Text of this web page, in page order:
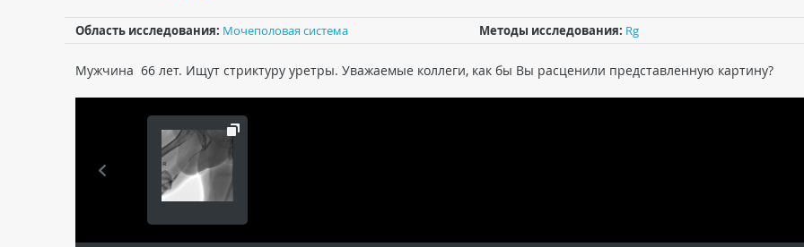
Область исследования: Мочеполовая система Методы исследования: Rg
Мужчина 66 лет. Ищут стриктуру уретры. Уважаемые коллеги, как бы Вы расценили представленную картину?